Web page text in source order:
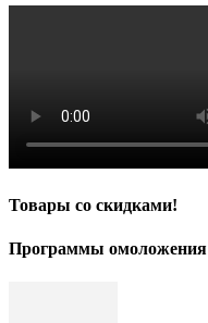
Товары со скидками!
Программы омоложения